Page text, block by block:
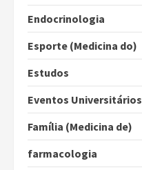
Endocrinologia
Esporte (Medicina do)
Estudos
Eventos Universitários
Família (Medicina de)
farmacologia